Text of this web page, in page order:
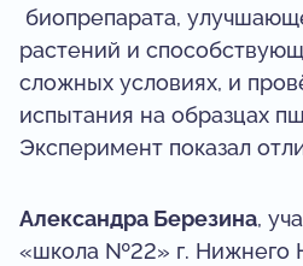
биопрепарата,
растений и
сложных условиях, и
испытания на образцах
Эксперимент показал
Александра Березина,
«школа №22» г. Нижнего